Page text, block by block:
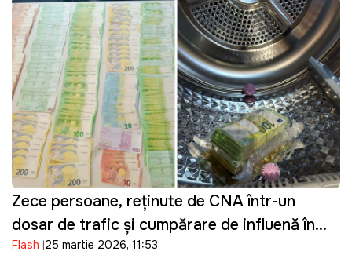
Zece persoane, reținute de CNA într-un
dosar de trafic și cumpărare de influență în
domeniul transportului
Flash 25 martie 2026, 11:53